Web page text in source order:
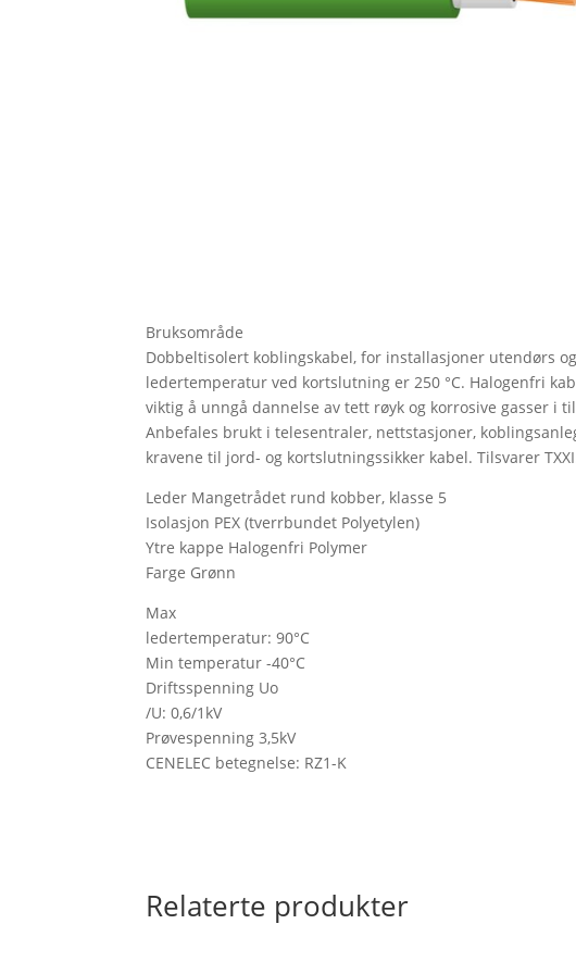
Bruksområde
Dobbeltisolert koblingskabel, for installasjoner utendørs
ledertemperatur ved kortslutning er 250 °C. Halogenfri
viktig å unngå dannelse av tett røyk og korrosive gasser i
Anbefales brukt i telesentraler, nettstasjoner,
kravene til jord- og kortslutningssikker kabel. Tilsvarer
Leder Mangetrådet rund kobber, klasse 5
Isolasjon PEX (tverrbundet Polyetylen)
Ytre kappe Halogenfri Polymer
Farge Grønn
Max
ledertemperatur: 90°C
Min temperatur -40°C
Driftsspenning Uo
/U: 0,6/1kV
Prøvespenning 3,5kV
CENELEC betegnelse: RZ1-K
Relaterte produkter